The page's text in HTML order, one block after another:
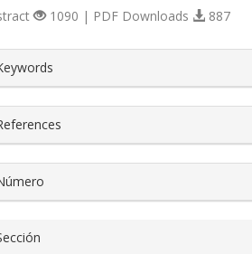
1090 | PDF Downloads 887